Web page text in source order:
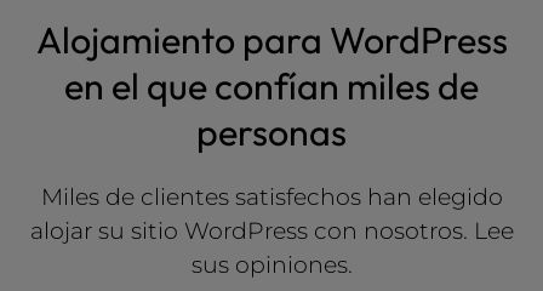
Alojamiento para WordPress
en el que confían miles de
personas
Miles de clientes satisfechos han elegido
alojar su sitio WordPress con nosotros. Lee
sus opiniones.